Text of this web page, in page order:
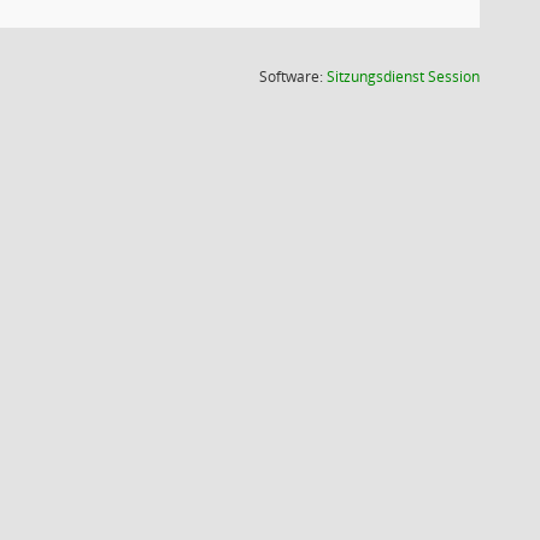
Software:SitzungsdienstSession(Wird in